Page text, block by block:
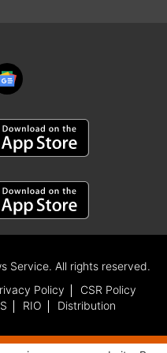
लोग युवक को ट्रेन की
लोग यहां तक कह रहे
All rights reserved.
Policy
CSR Policy
RIO Distribution